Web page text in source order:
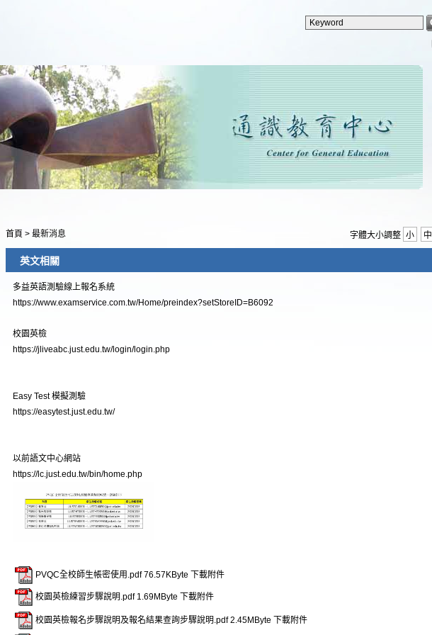
首頁 > 最新消息 字體大小調整 小 中
英文相關
多益英語測驗線上報名系統
https://www.examservice.com.tw/Home/preindex?setStoreID=B6092
校園英檢
https://jliveabc.just.edu.tw/login/login.php
Easy Test 模擬測驗
https://easytest.just.edu.tw/
以前語文中心網站
https://lc.just.edu.tw/bin/home.php
PVQC全校師生帳密使用.pdf 76.57KByte 下載附件
校園英檢練習步驟說明.pdf 1.69MByte 下載附件
校園英檢報名步驟說明及報名結果查詢步驟說明.pdf 2.45MByte 下載附件